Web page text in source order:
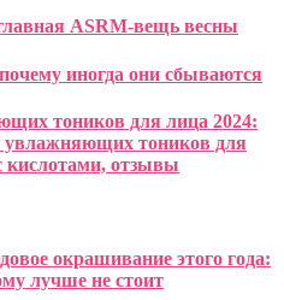
ASRM-вещь весны
иногда они сбываются
тоников для лица 2024:
увлажняющих тоников для
отзывы
окрашивание этого года:
лучше не стоит